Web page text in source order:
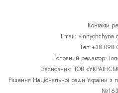
Контакти
Email:
Тел:+38 098
Головний редактор:
Засновник: ТОВ
Рішення Національної ради України з